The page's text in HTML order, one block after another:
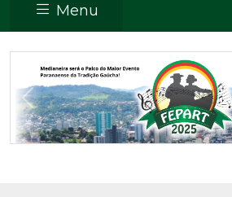
Menu
Previous